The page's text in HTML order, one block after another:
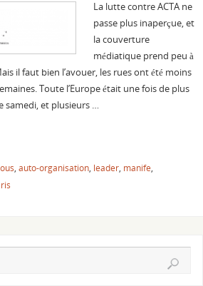
La lutte contre ACTA ne
passe plus inaperçue, et
la couverture
médiatique prend peu à
il faut bien l’avouer, les rues ont été moins
Toute l’Europe était une fois de plus
samedi, et plusieurs …
, auto-organisation, leader, manife,